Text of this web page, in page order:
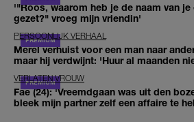
'"Roos, waarom heb je de naam van
gezet?" vroeg mijn vriendin'
PERSOONLIJK VERHAAL
Merel verhuist voor een man naar
maar hij verdwijnt: 'Huur al maanden
VERLATEN VROUW
Fae (24): 'Vreemdgaan was uit den
bleek mijn partner zelf een affaire te